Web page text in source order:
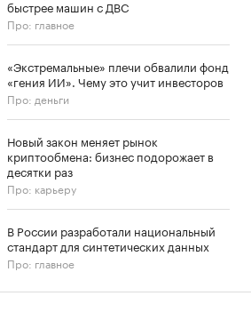
быстрее машин с ДВС
Про: главное
«Экстремальные» плечи обвалили фонд
«гения ИИ». Чему это учит инвесторов
Про: деньги
Новый закон меняет рынок
криптообмена: бизнес подорожает в
десятки раз
Про: карьеру
В России разработали национальный
стандарт для синтетических данных
Про: главное